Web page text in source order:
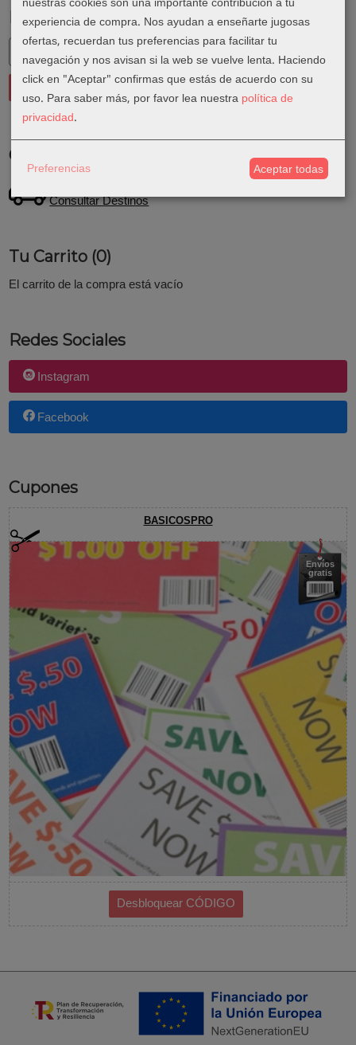
Marcas
Costes de Envío
Consultar Destinos
Tu Carrito (0)
El carrito de la compra está vacío
Redes Sociales
Instagram
Facebook
Cupones
BASICOSPRO
Envíos
gratis
experiencia de compra. Nos ayudan a enseñarte jugosas
ofertas, recuerdan tus preferencias para facilitar tu
navegación y nos avisan si la web se vuelve lenta. Haciendo
click en "Aceptar" confirmas que estás de acuerdo con su
uso. Para saber más, por favor lea nuestra política de
privacidad.
Preferencias Aceptar todas